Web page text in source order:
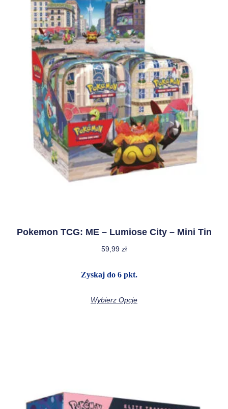
Pokemon TCG: ME – Lumiose City – Mini Tin
59,99 zł
Zyskaj do 6 pkt.
Wybierz Opcje